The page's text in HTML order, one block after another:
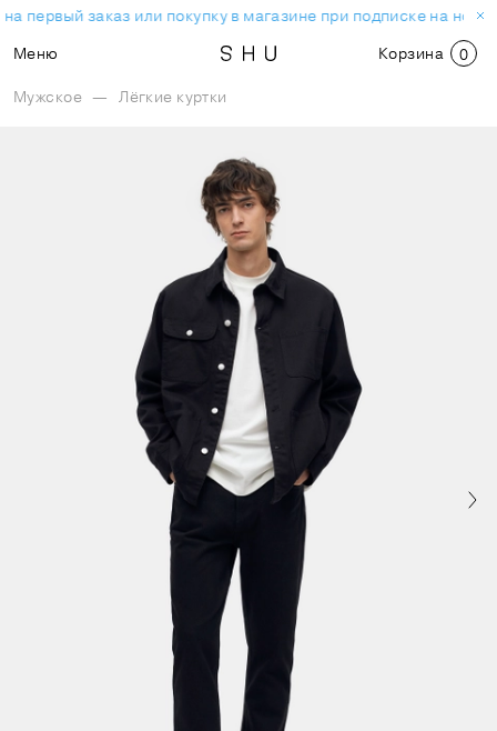
первый заказ или покупку в магазине при подписке на
Меню
Корзина 0
Мужское — Лёгкие куртки